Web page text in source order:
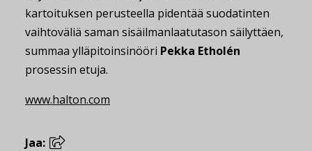
kartoituksen perusteella pidentää suodatinten
vaihtoväliä saman sisäilmanlaatutason säilyttäen,
summaa ylläpitoinsinööri Pekka Etholén
prosessin etuja.
www.halton.com
Jaa: